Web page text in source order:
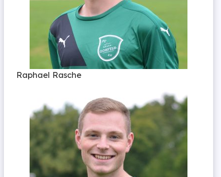
Raphael Rasche